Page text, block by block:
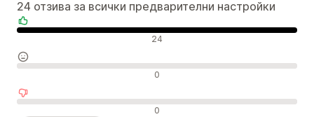
24 отзива за всички предварителни настройки
Положителни отзиви 24
Неутрални отзиви 0
Отрицателни отзиви 0